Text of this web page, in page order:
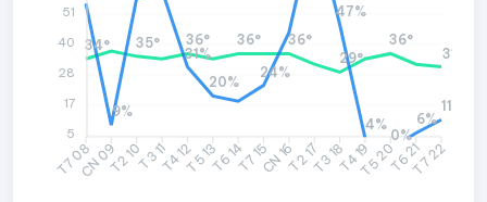
T7 08CN 09T2 10T3 11T4 12T5 13T6 14T7 15CN 16T2 17T3 18T4 19T5 20T6 21T7 22
34° 35° 36° 36°
36°
29°
36°
31°
9%
31%
20%
24%
47%
4%
0%
6%
11%
51
40
28
17
5